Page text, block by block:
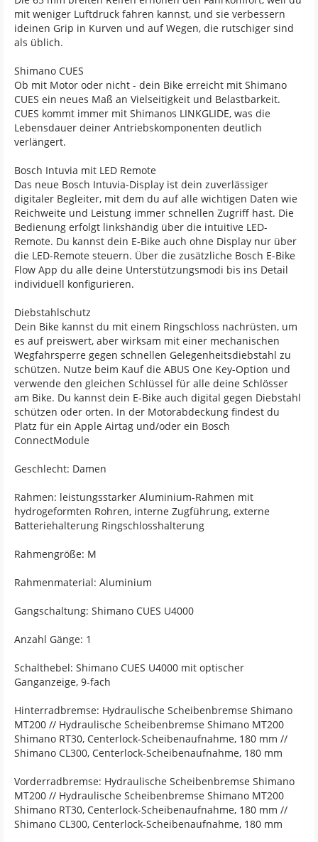
mit weniger Luftdruck fahren kannst, und sie verbessern
ideinen Grip in Kurven und auf Wegen, die rutschiger sind
als üblich.
Shimano CUES
Ob mit Motor oder nicht - dein Bike erreicht mit Shimano
CUES ein neues Maß an Vielseitigkeit und Belastbarkeit.
CUES kommt immer mit Shimanos LINKGLIDE, was die
Lebensdauer deiner Antriebskomponenten deutlich
verlängert.
Bosch Intuvia mit LED Remote
Das neue Bosch Intuvia-Display ist dein zuverlässiger
digitaler Begleiter, mit dem du auf alle wichtigen Daten wie
Reichweite und Leistung immer schnellen Zugriff hast. Die
Bedienung erfolgt linkshändig über die intuitive LED-
Remote. Du kannst dein E-Bike auch ohne Display nur über
die LED-Remote steuern. Über die zusätzliche Bosch E-Bike
Flow App du alle deine Unterstützungsmodi bis ins Detail
individuell konfigurieren.
Diebstahlschutz
Dein Bike kannst du mit einem Ringschloss nachrüsten, um
es auf preiswert, aber wirksam mit einer mechanischen
Wegfahrsperre gegen schnellen Gelegenheitsdiebstahl zu
schützen. Nutze beim Kauf die ABUS One Key-Option und
verwende den gleichen Schlüssel für alle deine Schlösser
am Bike. Du kannst dein E-Bike auch digital gegen Diebstahl
schützen oder orten. In der Motorabdeckung findest du
Platz für ein Apple Airtag und/oder ein Bosch
ConnectModule
Geschlecht: Damen
Rahmen: leistungsstarker Aluminium-Rahmen mit
hydrogeformten Rohren, interne Zugführung, externe
Batteriehalterung Ringschlosshalterung
Rahmengröße: M
Rahmenmaterial: Aluminium
Gangschaltung: Shimano CUES U4000
Anzahl Gänge: 1
Schalthebel: Shimano CUES U4000 mit optischer
Ganganzeige, 9-fach
Hinterradbremse: Hydraulische Scheibenbremse Shimano
MT200 // Hydraulische Scheibenbremse Shimano MT200
Shimano RT30, Centerlock-Scheibenaufnahme, 180 mm //
Shimano CL300, Centerlock-Scheibenaufnahme, 180 mm
Vorderradbremse: Hydraulische Scheibenbremse Shimano
MT200 // Hydraulische Scheibenbremse Shimano MT200
Shimano RT30, Centerlock-Scheibenaufnahme, 180 mm //
Shimano CL300, Centerlock-Scheibenaufnahme, 180 mm